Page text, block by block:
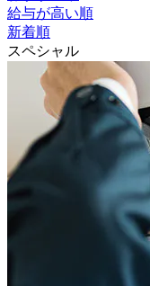
給与が高い順
新着順
スペシャル